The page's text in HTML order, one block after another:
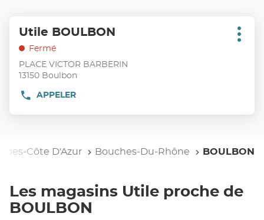
sur
touche
ENTRÉE
obtenir
de
informations
Point
de
:
Utile BOULBON
Fermé
PLACE VICTOR BARBERIN
13150 Boulbon
APPELER
AFFICHER
NUMÉRO
DU
POINT
BOULBON
Plus
Côte D'Azur Bouches-Du-Rhône BOULBON
Les magasins Utile proche de
BOULBON